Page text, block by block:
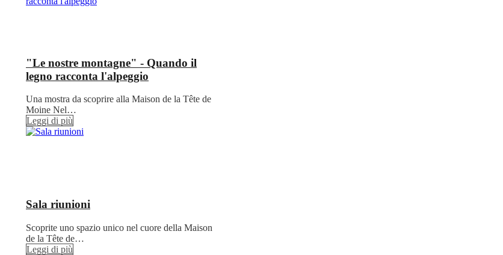
"Le nostre montagne" - Quando il
legno racconta l'alpeggio
Una mostra da scoprire alla Maison de la Tête de
Moine Nel…
Leggi di più
Sala riunioni
Scoprite uno spazio unico nel cuore della Maison
de la Tête de…
Leggi di più